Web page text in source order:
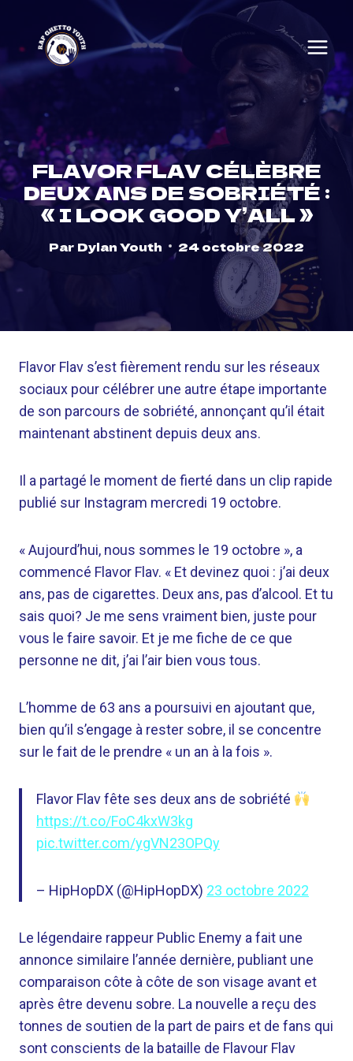
content
FLAVOR FLAV CÉLÈBRE
DEUX ANS DE SOBRIÉTÉ :
« I LOOK GOOD Y’ALL »
Par Dylan Youth 24 octobre 2022
Flavor Flav s’est fièrement rendu sur les réseaux
sociaux pour célébrer une autre étape importante
de son parcours de sobriété, annonçant qu’il était
maintenant abstinent depuis deux ans.
Il a partagé le moment de fierté dans un clip rapide
publié sur Instagram mercredi 19 octobre.
« Aujourd’hui, nous sommes le 19 octobre », a
commencé Flavor Flav. « Et devinez quoi : j’ai deux
ans, pas de cigarettes. Deux ans, pas d’alcool. Et tu
sais quoi? Je me sens vraiment bien, juste pour
vous le faire savoir. Et je me fiche de ce que
personne ne dit, j’ai l’air bien vous tous.
L’homme de 63 ans a poursuivi en ajoutant que,
bien qu’il s’engage à rester sobre, il se concentre
sur le fait de le prendre « un an à la fois ».
Flavor Flav fête ses deux ans de sobriété
https://t.co/FoC4kxW3kg
pic.twitter.com/ygVN23OPQy
– HipHopDX (@HipHopDX) 23 octobre 2022
Le légendaire rappeur Public Enemy a fait une
annonce similaire l’année dernière, publiant une
comparaison côte à côte de son visage avant et
après être devenu sobre. La nouvelle a reçu des
tonnes de soutien de la part de pairs et de fans qui
sont conscients de la bataille de Flavour Flav